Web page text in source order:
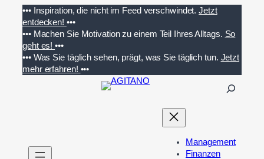
Inhalt
springen
••• Inspiration, die nicht im Feed verschwindet. Jetzt
entdecken! •••
••• Machen Sie Motivation zu einem Teil Ihres Alltags. So
geht es!•••
••• Was Sie täglich sehen, prägt, was Sie täglich tun. Jetzt
mehr erfahren! •••
n
Management
Finanzen